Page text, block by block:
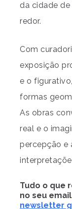
da cidade
redor.
Com
exposição
e o
formas
As obras
real e o
percepção e
Tudo o que
no seu
newsletter